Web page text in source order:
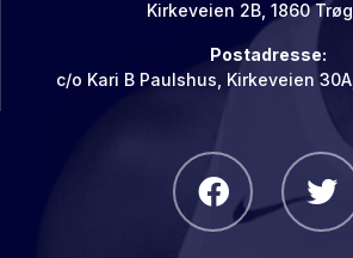
Kirkeveien 2B, 1860
Postadresse:
c/o Kari B Paulshus, Kirkeveien